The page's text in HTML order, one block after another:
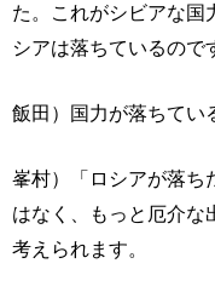
た。これがシビアな国
シアは落ちているので
飯田）国力が落ちてい
峯村）「ロシアが落ち
はなく、もっと厄介な
考えられます。